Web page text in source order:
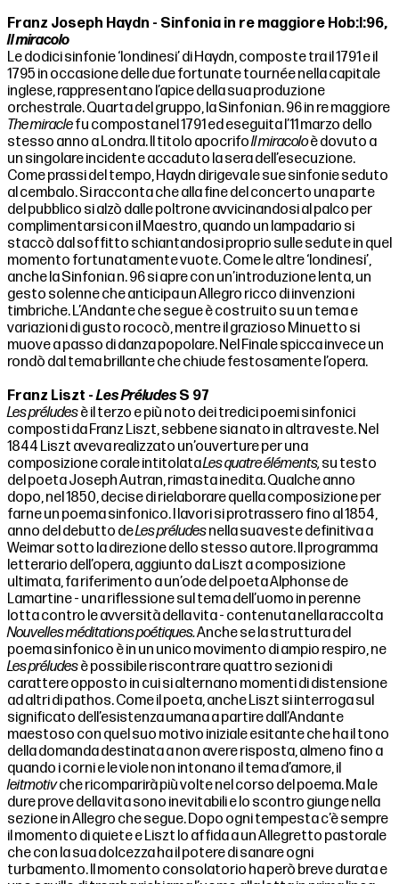
Franz Joseph Haydn - Sinfonia in re maggiore Hob:I:96,
Il miracolo
Le dodici sinfonie ‘londinesi’ di Haydn, composte tra il 1791 e il
1795 in occasione delle due fortunate tournée nella capitale
inglese, rappresentano l’apice della sua produzione
orchestrale. Quarta del gruppo, la Sinfonia n. 96 in re maggiore
The miraclefu composta nel 1791 ed eseguita l’11 marzo dello
stesso anno a Londra. Il titolo apocrifoIl miracoloè dovuto a
un singolare incidente accaduto la sera dell’esecuzione.
Come prassi del tempo, Haydn dirigeva le sue sinfonie seduto
al cembalo. Si racconta che alla fine del concerto una parte
del pubblico si alzò dalle poltrone avvicinandosi al palco per
complimentarsi con il Maestro, quando un lampadario si
staccò dal soffitto schiantandosi proprio sulle sedute in quel
momento fortunatamente vuote. Come le altre ‘londinesi’,
anche la Sinfonia n. 96 si apre con un’introduzione lenta, un
gesto solenne che anticipa un Allegro ricco di invenzioni
timbriche. L’Andante che segue è costruito su un tema e
variazioni di gusto rococò, mentre il grazioso Minuetto si
muove a passo di danza popolare. Nel Finale spicca invece un
rondò dal tema brillante che chiude festosamente l’opera.
Franz Liszt -Les PréludesS 97
Les préludesè il terzo e più noto dei tredici poemi sinfonici
composti da Franz Liszt, sebbene sia nato in altra veste. Nel
1844 Liszt aveva realizzato un’ouverture per una
composizione corale intitolataLes quatre éléments, su testo
del poeta Joseph Autran, rimasta inedita. Qualche anno
dopo, nel 1850, decise di rielaborare quella composizione per
farne un poema sinfonico. I lavori si protrassero fino al 1854,
anno del debutto deLes préludesnella sua veste definitiva a
Weimar sotto la direzione dello stesso autore. Il programma
letterario dell’opera, aggiunto da Liszt a composizione
ultimata, fa riferimento a un’ode del poeta Alphonse de
Lamartine - una riflessione sul tema dell’uomo in perenne
lotta contro le avversità della vita - contenuta nella raccolta
Nouvelles méditations poétiques.Anche se la struttura del
poema sinfonico è in un unico movimento di ampio respiro, ne
Les préludesè possibile riscontrare quattro sezioni di
carattere opposto in cui si alternano momenti di distensione
ad altri di pathos. Come il poeta, anche Liszt si interroga sul
significato dell’esistenza umana a partire dall’Andante
maestoso con quel suo motivo iniziale esitante che ha il tono
della domanda destinata a non avere risposta, almeno fino a
quando i corni e le viole non intonano il tema d’amore, il
leitmotivche ricomparirà più volte nel corso del poema. Ma le
dure prove della vita sono inevitabili e lo scontro giunge nella
sezione in Allegro che segue. Dopo ogni tempesta c’è sempre
il momento di quiete e Liszt lo affida a un Allegretto pastorale
che con la sua dolcezza ha il potere di sanare ogni
turbamento. Il momento consolatorio ha però breve durata e